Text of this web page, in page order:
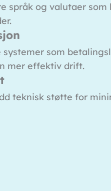
språk og valutaer
som
mer effektiv drift.
teknisk støtte for